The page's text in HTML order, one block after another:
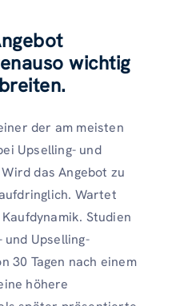
wichtig
der am meisten
Upselling- und
das Angebot zu
Wartet
Studien
und Upselling-
30 Tagen nach einem
höhere